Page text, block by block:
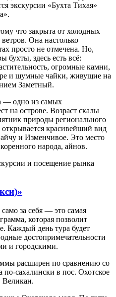
экскурсии «Бухта Тихая»
что закрыта от холодных
Она настолько
просто не отмечена. Но,
бухты, здесь есть всё:
огромные камни,
и шумные чайки, живущие на
Заметный.
— одно из самых
на острове. Возраст скалы
природы регионального
красивейший вид
и Изменчивое. Это место
народа, айнов.
и посещение рынка
за себя — это самая
которая позволит
Каждый день тура будет
достопримечательности
и городскими.
расширен по сравнению со
по-сахалински в пос. Охотское
Великан.